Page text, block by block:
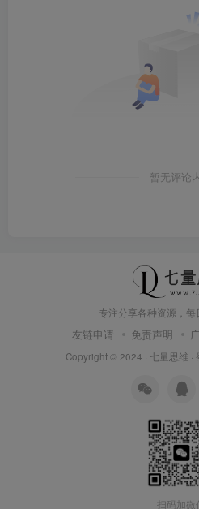
暂无评论
专注分享各种资源，每
友链申请 免责声明
Copyright © 2024 · 七量思维 ·
扫码加微